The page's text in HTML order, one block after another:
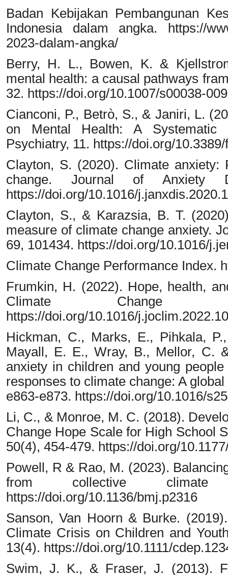
Badan Kebijakan Pembangunan
Indonesia dalam angka. https://
2023-dalam-angka/
Berry, H. L., Bowen, K. &
mental health: a causal pathways
32. https://doi.org/10.1007/s00038-
Cianconi, P., Betrò, S., & Janiri, L.
on Mental Health: A Systematic
Psychiatry, 11. https://doi.org/
Clayton, S. (2020). Climate anxiety:
change. Journal of Anxiety
https://doi.org/10.1016/
Clayton, S., & Karazsia, B. T.
measure of climate change anxiety.
69, 101434. https://doi.org/10.1016/
Climate Change Performance Index.
Frumkin, H. (2022). Hope, health,
Climate
https://doi.org/10.1016/
Hickman, C., Marks, E., Pihkala,
Mayall, E. E., Wray, B., Mellor, C.
anxiety in children and young
responses to climate change: A
e863-e873. https://doi.org/10.1016/
Li, C., & Monroe, M. C. (2018).
Change Hope Scale for High School
50(4), 454-479. https://doi.org/
Powell, R & Rao, M. (2023).
from collective
https://doi.org/10.1136/bmj.p2316
Sanson, Van Hoorn & Burke.
Climate Crisis on Children and
13(4). https://doi.org/10.1111/
Swim, J. K., & Fraser, J. (2013).